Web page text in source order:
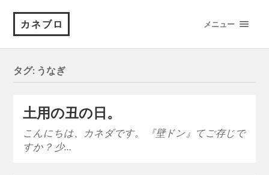
カネブロ メニュー
タグ: うなぎ
土用の丑の日。
こんにちは、カネダです。 『壁ドン』てご存じで
すか？ 少…